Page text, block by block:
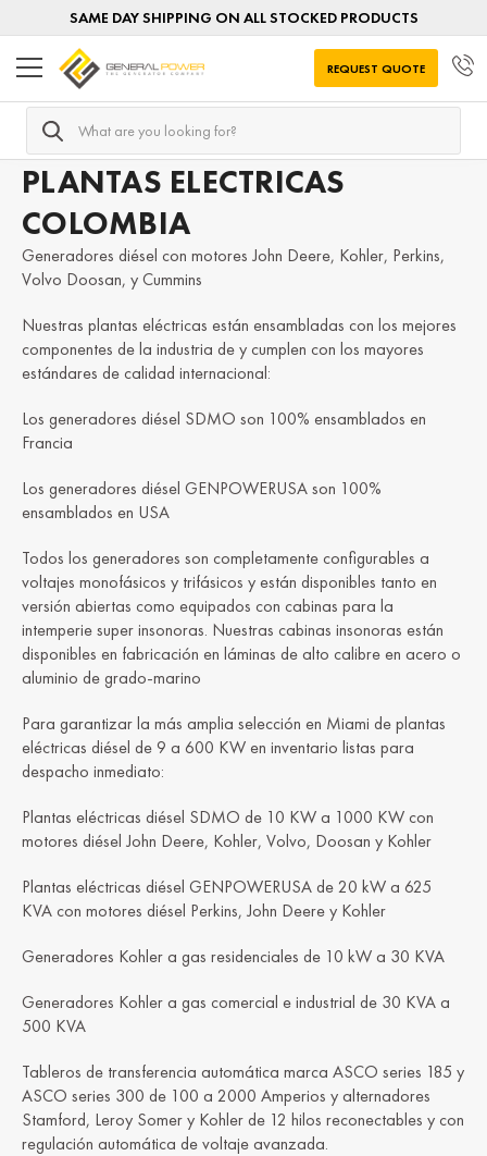
SAME DAY SHIPPING ON ALL STOCKED PRODUCTS
Search
REQUEST QUOTE
Home Plantas electricas diesel
PLANTAS ELECTRICAS
COLOMBIA
Generadores diésel con motores John Deere, Kohler, Perkins,
Volvo Doosan, y Cummins
Nuestras plantas eléctricas están ensambladas con los mejores
componentes de la industria de y cumplen con los mayores
estándares de calidad internacional:
Los generadores diésel SDMO son 100% ensamblados en
Francia
Los generadores diésel GENPOWERUSA son 100%
ensamblados en USA
Todos los generadores son completamente configurables a
voltajes monofásicos y trifásicos y están disponibles tanto en
versión abiertas como equipados con cabinas para la
intemperie super insonoras. Nuestras cabinas insonoras están
disponibles en fabricación en láminas de alto calibre en acero o
aluminio de grado-marino
Para garantizar la más amplia selección en Miami de plantas
eléctricas diésel de 9 a 600 KW en inventario listas para
despacho inmediato:
Plantas eléctricas diésel SDMO de 10 KW a 1000 KW con
motores diésel John Deere, Kohler, Volvo, Doosan y Kohler
Plantas eléctricas diésel GENPOWERUSA de 20 kW a 625
KVA con motores diésel Perkins, John Deere y Kohler
Generadores Kohler a gas residenciales de 10 kW a 30 KVA
Generadores Kohler a gas comercial e industrial de 30 KVA a
500 KVA
Tableros de transferencia automática marca ASCO series 185 y
ASCO series 300 de 100 a 2000 Amperios y alternadores
Stamford, Leroy Somer y Kohler de 12 hilos reconectables y con
regulación automática de voltaje avanzada.